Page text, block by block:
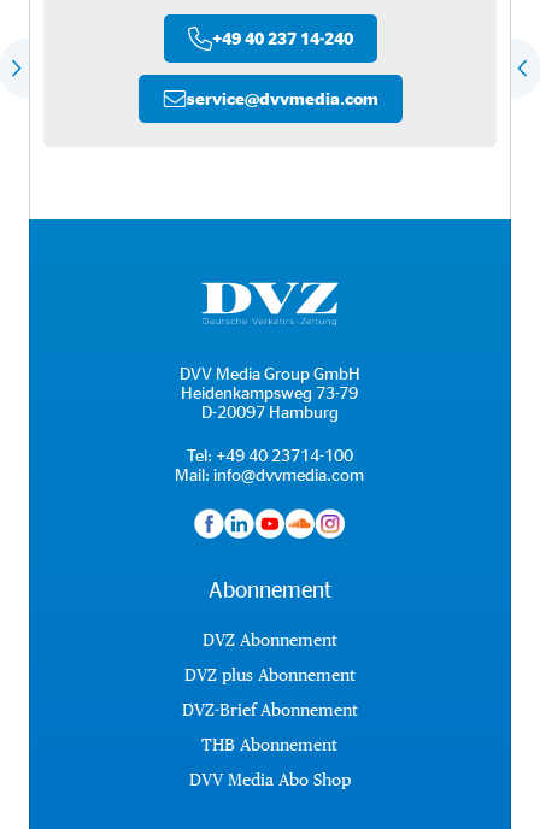
+49 40 237 14-240
service@dvvmedia.com
DVV Media Group GmbH
Heidenkampsweg 73-79
D-20097 Hamburg
Tel: +49 40 23714-100
Mail: info@dvvmedia.com
Abonnement
DVZ Abonnement
DVZ plus Abonnement
DVZ-Brief Abonnement
THB Abonnement
DVV Media Abo Shop